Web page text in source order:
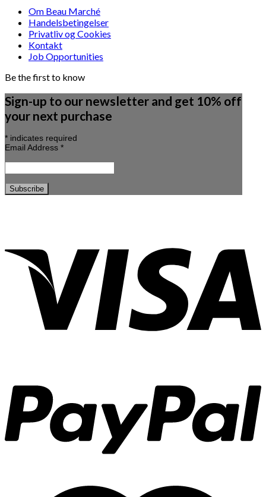
Om Beau Marché
Handelsbetingelser
Privatliv og Cookies
Kontakt
Job Opportunities
Be the first to know
Sign-up to our newsletter and get 10% off
your next purchase
* indicates required
Email Address *